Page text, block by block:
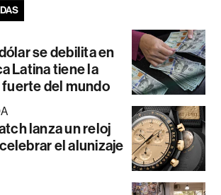
se debilita en
Latina tiene la
del mundo
lanza un reloj
el alunizaje